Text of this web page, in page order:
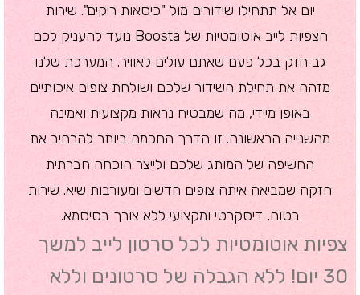
יום אל תתחילו שידורים מול "כיסאות ריקים". שירות
הצפיות לייב אוטומטיות של Boosta נועד להעניק לכם
גב חזק בכל פעם שאתם עולים לאוויר. המערכת שלנו
מזהה את תחילת השידור שלכם ושולחת צופים איכותיים
באופן מיידי, מה שמבטיח נראות מקצועית ואמינה
מהשנייה הראשונה. זו הדרך החכמה ביותר להרחיב את
החשיפה של המותג שלכם ולייצר הוכחה חברתית
חזקה שמביאה איתה צופים חדשים ומעורבות שיא. שירות
בטוח, דיסקרטי ומקצועי ללא צורך בסיסמא.
צפיות אוטומטיות לכל סרטון לייב למשך
30 יום! ללא הגבלה של סרטונים וללא